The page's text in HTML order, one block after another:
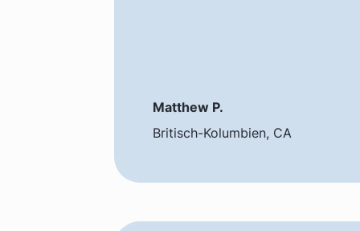
Matthew P.
Britisch-Kolumbien, CA